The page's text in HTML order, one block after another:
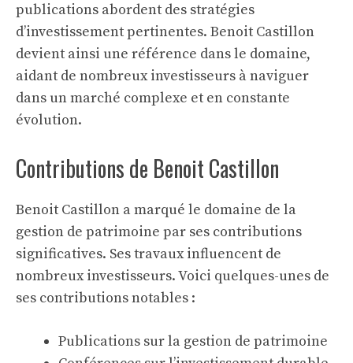
publications abordent des stratégies
d’investissement pertinentes. Benoit Castillon
devient ainsi une référence dans le domaine,
aidant de nombreux investisseurs à naviguer
dans un marché complexe et en constante
évolution.
Contributions de Benoit Castillon
Benoit Castillon a marqué le domaine de la
gestion de patrimoine par ses contributions
significatives. Ses travaux influencent de
nombreux investisseurs. Voici quelques-unes de
ses contributions notables :
Publications sur la gestion de patrimoine